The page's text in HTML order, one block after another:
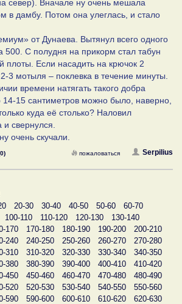
север). Вначале ну очень мешала
в дамбу. Потом она улеглась, и стало
от Дунаева. Вытянул всего одного
С полудня на прикорм стал табун
плоты. Если насадить на крючок 2
3 мотыля – поклевка в течение минуты.
времени натягать такого добра
15 сантиметров можно было, наверно,
куда её столько? Наловил
свернулся.
очень скучали.
Serpilius
пожаловаться
20-30 30-40 40-50 50-60
60-70
100-110 110-120 120-130
130-140
170 170-180 180-190 190-200
200-210
240 240-250 250-260 260-270
270-280
310 310-320 320-330 330-340
340-350
380 380-390 390-400 400-410
410-420
450 450-460 460-470 470-480
480-490
520 520-530 530-540 540-550
550-560
590 590-600 600-610 610-620
620-630